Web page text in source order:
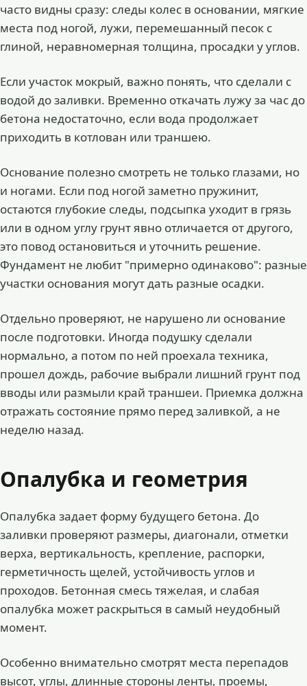
часто видны сразу: следы колес в основании, мягкие
места под ногой, лужи, перемешанный песок с
глиной, неравномерная толщина, просадки у углов.
Если участок мокрый, важно понять, что сделали с
водой до заливки. Временно откачать лужу за час до
бетона недостаточно, если вода продолжает
приходить в котлован или траншею.
Основание полезно смотреть не только глазами, но
и ногами. Если под ногой заметно пружинит,
остаются глубокие следы, подсыпка уходит в грязь
или в одном углу грунт явно отличается от другого,
это повод остановиться и уточнить решение.
Фундамент не любит "примерно одинаково": разные
участки основания могут дать разные осадки.
Отдельно проверяют, не нарушено ли основание
после подготовки. Иногда подушку сделали
нормально, а потом по ней проехала техника,
прошел дождь, рабочие выбрали лишний грунт под
вводы или размыли край траншеи. Приемка должна
отражать состояние прямо перед заливкой, а не
неделю назад.
Опалубка и геометрия
Опалубка задает форму будущего бетона. До
заливки проверяют размеры, диагонали, отметки
верха, вертикальность, крепление, распорки,
герметичность щелей, устойчивость углов и
проходов. Бетонная смесь тяжелая, и слабая
опалубка может раскрыться в самый неудобный
момент.
Особенно внимательно смотрят места перепадов
высот, углы, длинные стороны ленты, проемы,